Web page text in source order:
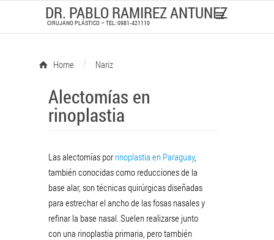
DR. PABLO RAMIREZ ANTUNEZ
CIRUJANO PLÁSTICO – TEL: 0981-421110
Home / Nariz
Alectomías en
rinoplastia
Las alectomías porrinoplastia en Paraguay,
también conocidas como reducciones de la
base alar, son técnicas quirúrgicas diseñadas
para estrechar el ancho de las fosas nasales y
refinar la base nasal. Suelen realizarse junto
con una rinoplastia primaria, pero también